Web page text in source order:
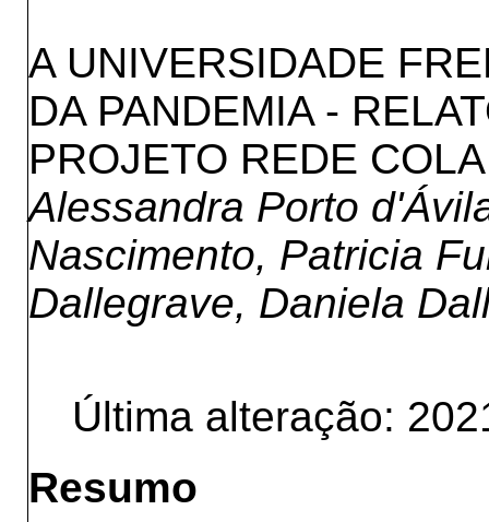
A UNIVERSIDADE
DA PANDEMIA -
PROJETO REDE
Alessandra Porto
Nascimento, Patricia
Dallegrave, Daniela
Última alteração:
Resumo